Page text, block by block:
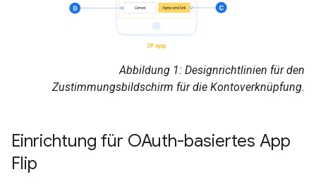
Abbildung 1: Designrichtlinien für den
Zustimmungsbildschirm für die Kontoverknüpfung.
Einrichtung für OAuth-basiertes App
Flip